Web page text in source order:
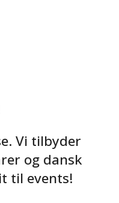
Vi tilbyder
og dansk
til events!